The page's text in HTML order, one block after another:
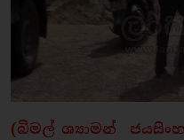
(බිමල් ශ්‍යාමන්